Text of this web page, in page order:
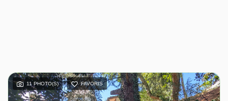
11 PHOTO(S) FAVORIS